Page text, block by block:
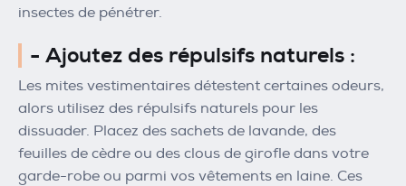
insectes de pénétrer.
- Ajoutez des répulsifs naturels :
Les mites vestimentaires détestent certaines odeurs,
alors utilisez des répulsifs naturels pour les
dissuader. Placez des sachets de lavande, des
feuilles de cèdre ou des clous de girofle dans votre
garde-robe ou parmi vos vêtements en laine. Ces